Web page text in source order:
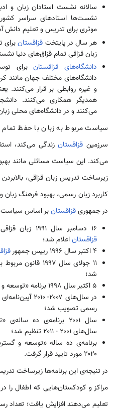
سالانه نشست استادان زبان و
نشست‌ها استادهای سراسر
موثری برای تدریس و تعلیم دانش
هر سال در پایتخت قزاقستانبرای
زبان قزاقی تمام قزاق‌های دنیا
دانشگاه‌های قزاقستانبرای
دانشگاه‌های مختلف جهان مانند
و غیره روابطی بر قرار می‌کنند.
همدیگر همکاری می‌کنند.
می‌کنند و در دانشگاه‌های محلی
سیاست مربوط به زبان با حفظ
سرزمین قزاقستانزندگی می‌کند،
می‌کند. این سیاست مسائلی مانند
زیرساخت تدریس زبان قزاقی،
کاربرد زبان رسمی، بهبود فرهنگ زبان
در جمهوریقزاقستانبر اساس
۱۶ دسامبر سال ۱۹۹۱ زبان قزاقی به عنوان زبان رسمی جمهوری
قزاقستاناعلام شد؛
۴ اکتبر سال ۱۹۹۶ رییس جمهور
۱1 جولای سال ۱۹۹۷ قانون مربوط به «زبان جمهوری
شد؛
۵ اکتبر سال ۱۹۹۸ برنامه «توسعه و گسترش زبان‌ها» تایید شد؛
در سال‌های
رسمی تصویب شد؛
سال ۲۰۰۱ برنامه‌ی ده
سال‌های ۲۰۰۱ - ۲۰۱۱ تنظیم شد؛
۲۰۲۰ مورد تایید قرار گرفت.
در تنیجه‌ی این برنامه‌ها زیرساخت
مراکز و کودکستان‌هایی که اطفال را
تعلیم می‌دهند افزایش یافت؛ تعداد